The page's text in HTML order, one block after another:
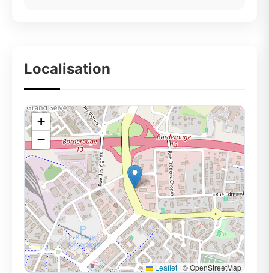
Localisation
+
−
Leaflet | © OpenStreetMap